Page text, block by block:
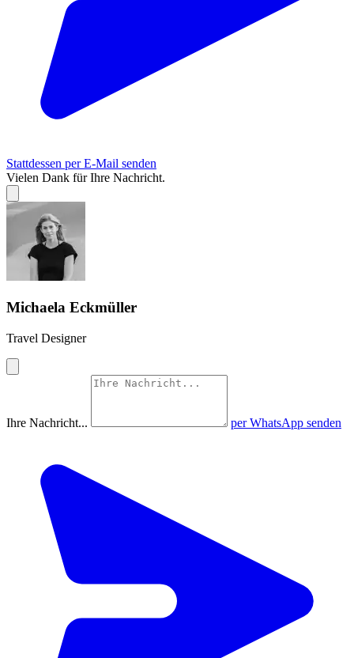
Stattdessen per E-Mail senden
Vielen Dank für Ihre Nachricht.
Michaela Eckmüller
Travel Designer
Ihre Nachricht... per WhatsApp senden